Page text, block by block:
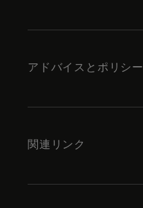
アドバイスとポリシー
関連リンク